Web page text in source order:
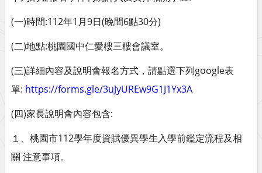
(一)時間:112年1月9日(晚間6點30分)
(二)地點:桃園國中仁愛樓三樓會議室。
(三)詳細內容及說明會報名方式，請點選下列google表
單: https://forms.gle/3uJyUREw9G1J1Yx3A
(四)家長說明會內容包含:
１、桃園市112學年度資賦優異學生入學前鑑定流程及相
關 注意事項。